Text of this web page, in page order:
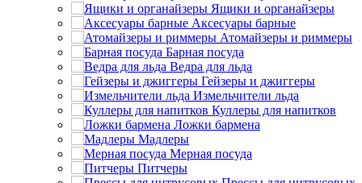
Ящики и органайзеры
Аксесуары барные
Атомайзеры и риммеры
Барная посуда
Ведра для льда
Гейзеры и джиггеры
Измельчители льда
Куллеры для напитков
Ложки бармена
Мадлеры
Мерная посуда
Питчеры